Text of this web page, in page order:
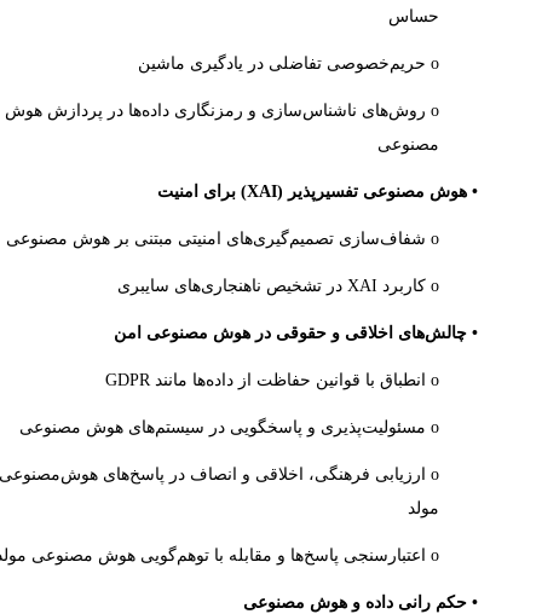
حساس
o روش‌های ناشناس‌سازی و رمزنگاری داده‌ها در پردازش هوش
مصنوعی
• هوش مصنوعی تفسیرپذیر(XAI)برای امنیت
XAIدر تشخیص ناهنجاری‌های سایبری
• چالش‌های اخلاقی و حقوقی در هوش مصنوعی امن
GDPR
o ارزیابی فرهنگی، اخلاقی و انصاف در پاسخ‌های هوش‌مصنوعی
مولد
• حکم رانی داده و هوش مصنوعی